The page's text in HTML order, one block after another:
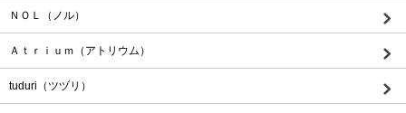
ＮＯＬ（ノル）
Ａｔｒｉｕｍ（アトリウム）
tuduri（ツヅリ）